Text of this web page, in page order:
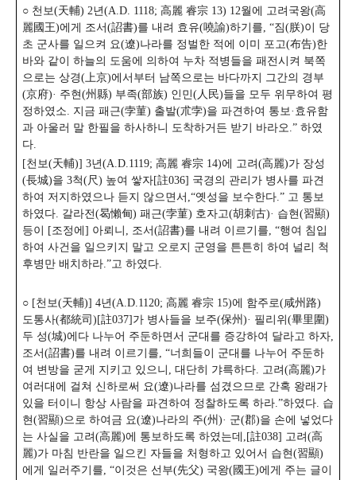
○ 천보(天輔) 2년(A.D. 1118; 高麗 睿宗 13) 12월에 고려국왕(高
麗國王)에게 조서(詔書)를 내려 효유(嘵諭)하기를, “짐(朕)이 당
초 군사를 일으켜 요(遼)나라를 정벌한 적에 이미 포고(布告)한
바와 같이 하늘의 도움에 의하여 누차 적병들을 패전시켜 북쪽
으로는 상경(上京)에서부터 남쪽으로는 바다까지 그간의 경부
(京府)· 주현(州縣) 부족(部族) 인민(人民)들을 모두 위무하여 평
정하였소. 지금 패근(孛菫) 출발(朮孛)을 파견하여 통보·효유함
과 아울러 말 한필을 하사하니 도착하거든 받기 바라오.” 하였
다.
[천보(天輔)] 3년(A.D.1119; 高麗 睿宗 14)에 고려(高麗)가 장성
(長城)을 3척(尺) 높여 쌓자[註036] 국경의 관리가 병사를 파견
하여 저지하였으나 듣지 않으면서,“옛성을 보수한다.” 고 통보
하였다. 갈라전(曷懶甸) 패근(孛菫) 호자고(胡刺古)· 습현(習顯)
등이 [조정에] 아뢰니, 조서(詔書)를 내려 이르기를, “행여 침입
하여 사건을 일으키지 말고 오로지 군영을 튼튼히 하여 널리 척
후병만 배치하라.”고 하였다.
○ [천보(天輔)] 4년(A.D.1120; 高麗 睿宗 15)에 함주로(咸州路)
도통사(都統司)[註037]가 병사들을 보주(保州)· 필리위(畢里圍)
두 성(城)에다 나누어 주둔하면서 군대를 증강하여 달라고 하자,
조서(詔書)를 내려 이르기를, “너희들이 군대를 나누어 주둔하
여 변방을 굳게 지키고 있으니, 대단히 갸륵하다. 고려(高麗)가
여러대에 걸쳐 신하로써 요(遼)나라를 섬겼으므로 간혹 왕래가
있을 터이니 항상 사람을 파견하여 정찰하도록 하라.”하였다. 습
현(習顯)으로 하여금 요(遼)나라의 주(州)· 군(郡)을 손에 넣었다
는 사실을 고려(高麗)에 통보하도록 하였는데,[註038] 고려(高
麗)가 마침 반란을 일으킨 자들을 처형하고 있어서 습현(習顯)
에게 일러주기를, “이것은 선부(先父) 국왕(國王)에게 주는 글이